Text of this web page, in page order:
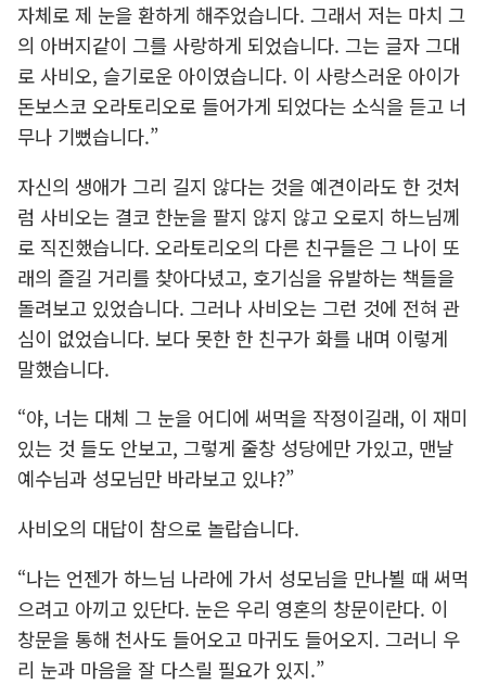
자체로 제 눈을 환하게 해주었습니다. 그래서 저는 마치 그
의 아버지같이 그를 사랑하게 되었습니다. 그는 글자 그대
로 사비오, 슬기로운 아이였습니다. 이 사랑스러운 아이가
돈보스코 오라토리오로 들어가게 되었다는 소식을 듣고 너
무나 기뻤습니다.”
자신의 생애가 그리 길지 않다는 것을 예견이라도 한 것처
럼 사비오는 결코 한눈을 팔지 않지 않고 오로지 하느님께
로 직진했습니다. 오라토리오의 다른 친구들은 그 나이 또
래의 즐길 거리를 찾아다녔고, 호기심을 유발하는 책들을
돌려보고 있었습니다. 그러나 사비오는 그런 것에 전혀 관
심이 없었습니다. 보다 못한 한 친구가 화를 내며 이렇게
말했습니다.
“야, 너는 대체 그 눈을 어디에 써먹을 작정이길래, 이 재미
있는 것 들도 안보고, 그렇게 줄창 성당에만 가있고, 맨날
예수님과 성모님만 바라보고 있냐?”
사비오의 대답이 참으로 놀랍습니다.
“나는 언젠가 하느님 나라에 가서 성모님을 만나뵐 때 써먹
으려고 아끼고 있단다. 눈은 우리 영혼의 창문이란다. 이
창문을 통해 천사도 들어오고 마귀도 들어오지. 그러니 우
리 눈과 마음을 잘 다스릴 필요가 있지.”